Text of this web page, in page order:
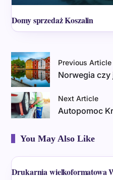
Domy sprzedaż Koszalin
Previous Article
Norwegia czy
Next Article
Autopomoc
You May Also Like
Drukarnia wielkoformatowa